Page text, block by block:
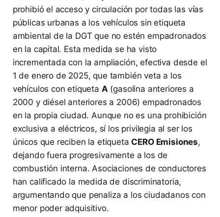
prohibió el acceso y circulación por todas las vías
públicas urbanas a los vehículos sin etiqueta
ambiental de la DGT que no estén empadronados
en la capital. Esta medida se ha visto
incrementada con la ampliación, efectiva desde el
1 de enero de 2025, que también veta a los
vehículos con etiqueta A(gasolina anteriores a
2000 y diésel anteriores a 2006) empadronados
en la propia ciudad. Aunque no es una prohibición
exclusiva a eléctricos, sí los privilegia al ser los
únicos que reciben la etiqueta CERO Emisiones,
dejando fuera progresivamente a los de
combustión interna. Asociaciones de conductores
han calificado la medida de discriminatoria,
argumentando que penaliza a los ciudadanos con
menor poder adquisitivo.